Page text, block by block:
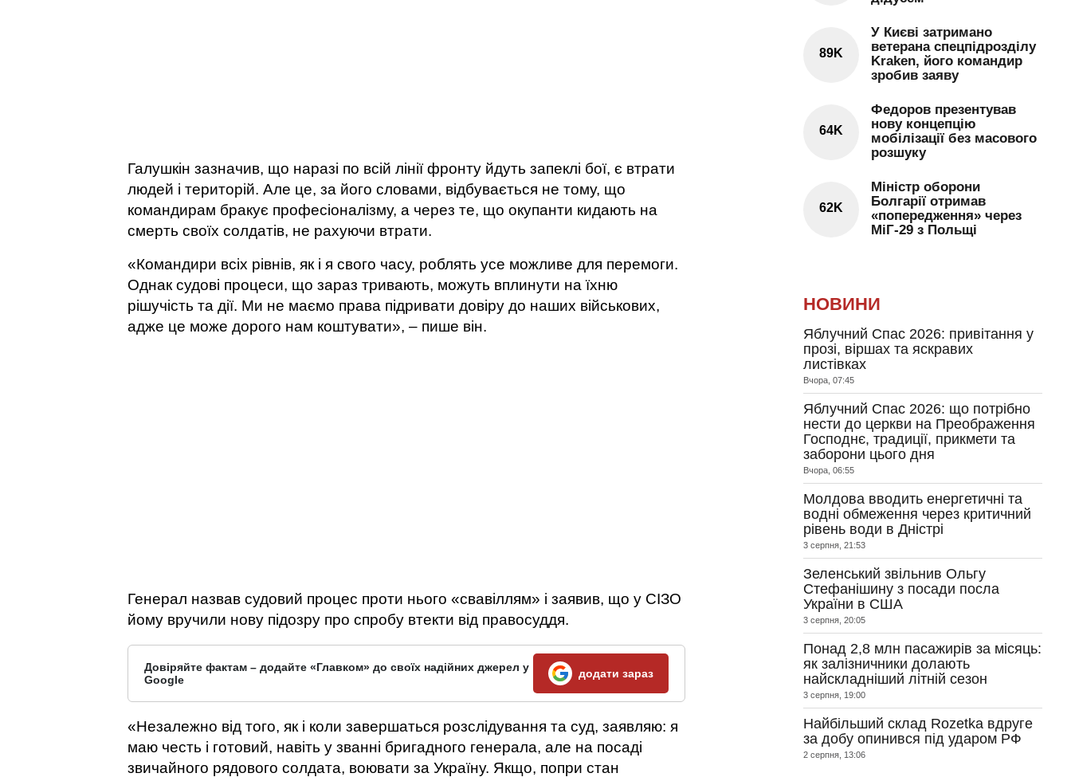
Галушкін зазначив, що наразі по всій лінії фронту йдуть запеклі бої, є втрати
людей і територій. Але це, за його словами, відбувається не тому, що
командирам бракує професіоналізму, а через те, що окупанти кидають на
смерть своїх солдатів, не рахуючи втрати.
«Командири всіх рівнів, як і я свого часу, роблять усе можливе для перемоги.
Однак судові процеси, що зараз тривають, можуть вплинути на їхню
рішучість та дії. Ми не маємо права підривати довіру до наших військових,
адже це може дорого нам коштувати», – пише він.
Генерал назвав судовий процес проти нього «свавіллям» і заявив, що у СІЗО
йому вручили нову підозру про спробу втекти від правосуддя.
Довіряйте фактам – додайте «Главком» до своїх надійних джерел у
Google
додати зараз
«Незалежно від того, як і коли завершаться розслідування та суд, заявляю: я
маю честь і готовий, навіть у званні бригадного генерала, але на посаді
звичайного рядового солдата, воювати за Україну. Якщо, попри стан
89K
У Києві затримано
ветерана спецпідрозділу
Kraken, його командир
зробив заяву
64K
Федоров презентував
нову концепцію
мобілізації без масового
розшуку
62K
Міністр оборони
Болгарії отримав
«попередження» через
МіГ-29 з Польщі
НОВИНИ
Яблучний Спас 2026: привітання у
прозі, віршах та яскравих
листівках
Вчора, 07:45
Яблучний Спас 2026: що потрібно
нести до церкви на Преображення
Господнє, традиції, прикмети та
заборони цього дня
Вчора, 06:55
Молдова вводить енергетичні та
водні обмеження через критичний
рівень води в Дністрі
3 серпня, 21:53
Зеленський звільнив Ольгу
Стефанішину з посади посла
України в США
3 серпня, 20:05
Понад 2,8 млн пасажирів за місяць:
як залізничники долають
найскладніший літній сезон
3 серпня, 19:00
Найбільший склад Rozetka вдруге
за добу опинився під ударом РФ
2 серпня, 13:06